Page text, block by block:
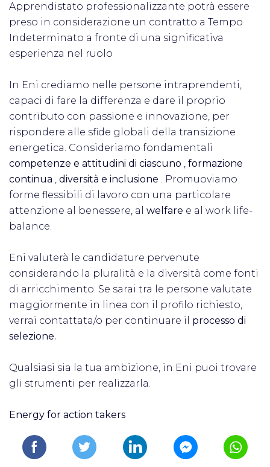
Apprendistato professionalizzante potrà essere
preso in considerazione un contratto a Tempo
Indeterminato a fronte di una significativa
esperienza nel ruolo
In Eni crediamo nelle persone intraprendenti,
capaci di fare la differenza e dare il proprio
contributo con passione e innovazione, per
rispondere alle sfide globali della transizione
energetica. Consideriamo fondamentali
competenze e attitudini di ciascuno , formazione
continua , diversità e inclusione . Promuoviamo
forme flessibili di lavoro con una particolare
attenzione al benessere, al welfare e al work life-
balance.
Eni valuterà le candidature pervenute
considerando la pluralità e la diversità come fonti
di arricchimento. Se sarai tra le persone valutate
maggiormente in linea con il profilo richiesto,
verrai contattata/o per continuare il processo di
selezione.
Qualsiasi sia la tua ambizione, in Eni puoi trovare
gli strumenti per realizzarla.
Energy for action takers